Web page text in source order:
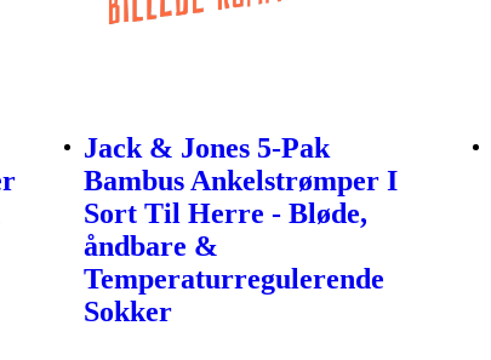
Jack & Jones 5-Pak
Bambus Ankelstrømper I
Sort Til Herre - Bløde,
åndbare &
Temperaturregulerende
Sokker